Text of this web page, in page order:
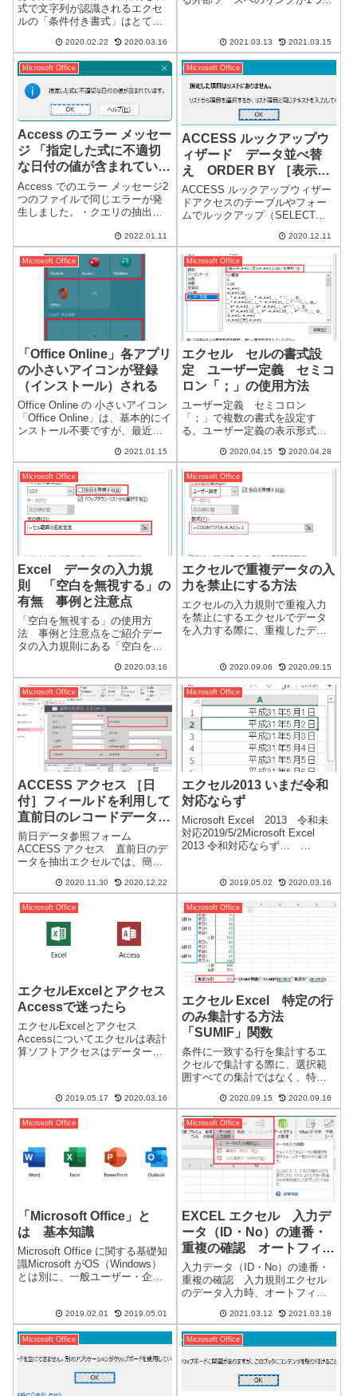
式で文字列が認識されるエクセ
ルの「条件付き書式」はとても
必要な場合があります。今回
は、数値と文字列のセルが混在
する場合、「条件付き書式」の
注意点になります。条件付き書
式設定例】「10...
2020.02.22 2020.03.16
る外部ソースへのリンクが1つ以
上含まれています。リンクを信
頼できる場合、リンクを更新し
て最...
2021.03.13 2021.03.15
Microsoft Office
Access のエラー メッセー
ジ 「指定した式に不適切
な日付の値が含まれていま
す。」について
Access でのエラー メッセージ2
つのファイルで同じエラーが発
生しました。・クエリの抽出で
ロールソースの式ビルダーでエ
ラーが発生Access エラー メッ
セージエラー メッセージ指定し
た式に不適切な日付の値...
2022.01.11
Microsoft Office
ACCESS ルックアップウ
ィザード データ並べ替
え ORDER BY ［表示
順］
ACCESS ルックアップウィザー
ドアクセスのテーブルやフォー
ムでルックアップ（SELECT）
することがあります。参照する
際に、項目の増減や並び順を変
更することがありIDとば別に並
べ替えのフィールドを作成して
いま...
2020.12.11
Microsoft Office
「Office Online」各アプリ
の小さいアイコンが登録
（インストール）される
Office Online の 小さいアイコン
「Office Online」は、基本的にイ
ンストール不要ですが、最近に
コンが登録（インストール）さ
れました。以前から、「Office
Online」のアイコンは、W...
2021.01.15
Microsoft Office
エクセル セルの書式設
定 ユーザー定義 セミコ
ロン「；」の使用方法
ユーザー定義 セミコロン
「；」で複数の書式を設定す
る。ユーザー定義の表示形式
までの書式を作成することがで
きます。それぞれの書式は、
「；」セミコロンで区切りま
す。左から3つまでの数値の書式
と、文字列用に4つ目の書...
2020.04.15 2020.04.28
Microsoft Office
Excel データの入力規
則 「空白を無視する」の
有無 事例と注意点
「空白を無視する」の使用方
法 事例と注意点をご紹介デー
タの入力規則にある「空白を無
ックスです。規定値（チェック
有）の使用で、ほぼ気にする必
要はないレベルです。ごくごく
稀に必要性があるようです。※
エクセルのバグを補...
2020.03.16
Microsoft Office
エクセルで重複データの入
力を禁止にする方法
エクセルの入力規則で重複入力
を禁止にするエクセルでデータ
を入力する際に、重複したデー
データの入力規則で重複入力を
禁止にすることが出来ます。設
定入力値の種類：ユーザー設定
で、数式：を...
2020.09.06 2020.09.15
Microsoft Office
ACCESS アクセス ［日
付］フィールドを利用して
直前日のレコードデータを
抽出する
前日データ参照フォーム
ACCESS アクセス 直前日のデ
ータを抽出エクセルでは、簡単
計するとアクセスではとても面
倒になります。連番もなく日付
のフィールドを利用して抽出し
ました。ACCESSの場合「ID」
とは別に、...
2020.11.30 2020.12.22
Microsoft Office
エクセル2013 いまだ令和
対応ならず
Microsoft Excel 2013 令和未
対応2019/5/2Microsoft Excel
2013 令和対応ならず…
2013 最新のはずだけど…...
2019.05.02 2020.03.16
Microsoft Office
エクセルExcelとアクセス
Accessで迷ったら
エクセルExcelとアクセス
Accessについてエクセルは表計
算ソフトアクセスはデーターベ
関数を使用するなど、出来るこ
とやっていることは似ているよ
うにも思え...
2019.05.17 2020.03.16
Microsoft Office
エクセル Excel 特定の行
のみ集計する方法
「SUMIF」関数
条件に一致する行を集計するエ
クセルで集計する際に、選択範
囲すべての集計ではなく、特定
あります。条件に一致する行を
集計するには、「SUMIF」関数
を使用します。=SUMIF(範囲，
検索条件，合計範囲)集計する条
2020.09.15 2020.09.16
Microsoft Office
「Microsoft Office」と
は 基本知識
Microsoft Office に関する基礎知
識Microsoft がOS（Windows）
とは別に、一般ユーザー・企業
アです。企業のパソコンでは、
必須のソフトウェアになると思
います...
2019.02.01 2019.05.01
Microsoft Office
EXCEL エクセル 入力デ
ータ（ID・No）の連番・
重複の確認 オートフィル
使用ではなく直接入力時の
入力規則で設定
入力データ（ID・No）の連番・
重複の確認 入力規則エクセル
のデータ入力時、オートフィル
確認は不要ですが、個別に直接
入力が必要になる場合もありま
す。その場合に、入力した数値
が「連番になっているか、重複
2021.03.12 2021.03.18
Microsoft Office Microsoft Office